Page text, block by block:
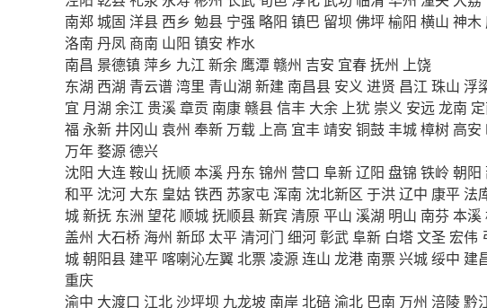
南郑城固 洋县 西乡 勉县 宁强 略阳 镇巴 留坝 佛坪榆阳 横山 神木
洛南 丹凤 商南 山阳 镇安 柞水
南昌 景德镇萍乡 九江 新余 鹰潭赣州 吉安 宜春抚州 上饶
东湖 西湖 青云谱湾里 青山湖 新建 南昌县 安义 进贤 昌江 珠山 浮
宜 月湖 余江 贵溪章贡 南康赣县信丰 大余 上犹 崇义 安远 龙南
福 永新 井冈山 袁州 奉新 万载 上高 宜丰靖安 铜鼓丰城樟树 高安
万年婺源德兴
沈阳 大连鞍山 抚顺本溪丹东 锦州 营口 阜新辽阳 盘锦 铁岭 朝阳
和平 沈河 大东 皇姑铁西 苏家屯 浑南 沈北新区 于洪辽中 康平 法
城新抚 东洲 望花 顺城抚顺县新宾 清原 平山 溪湖 明山 南芬 本溪
盖州 大石桥 海州 新邱 太平清河门 细河彰武阜新 白塔文圣宏伟
城朝阳县 建平 喀喇沁左翼北票 凌源连山 龙港 南票兴城绥中 建
重庆
渝中 大渡口 江北沙坪坝 九龙坡 南岸北碚渝北 巴南 万州 涪陵黔